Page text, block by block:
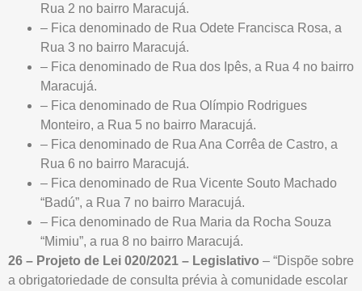
Rua 2 no bairro Maracujá.
– Fica denominado de Rua Odete Francisca Rosa, a
Rua 3 no bairro Maracujá.
– Fica denominado de Rua dos Ipês, a Rua 4 no bairro
Maracujá.
– Fica denominado de Rua Olímpio Rodrigues
Monteiro, a Rua 5 no bairro Maracujá.
– Fica denominado de Rua Ana Corrêa de Castro, a
Rua 6 no bairro Maracujá.
– Fica denominado de Rua Vicente Souto Machado
“Badú”, a Rua 7 no bairro Maracujá.
– Fica denominado de Rua Maria da Rocha Souza
“Mimiu”, a rua 8 no bairro Maracujá.
26 – Projeto de Lei 020/2021 – Legislativo – “Dispõe sobre
a obrigatoriedade de consulta prévia à comunidade escolar